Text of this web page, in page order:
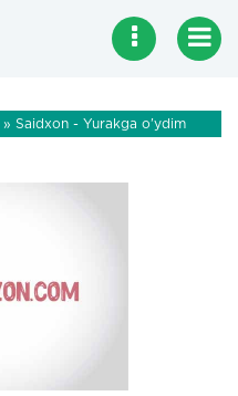
» Saidxon - Yurakga o'ydim